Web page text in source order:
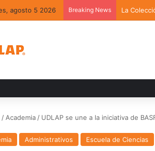
agosto 5 2026 Breaking News La
/ Academia / UDLAP se une a la iniciativa de
Administrativos Escuela de Ciencias